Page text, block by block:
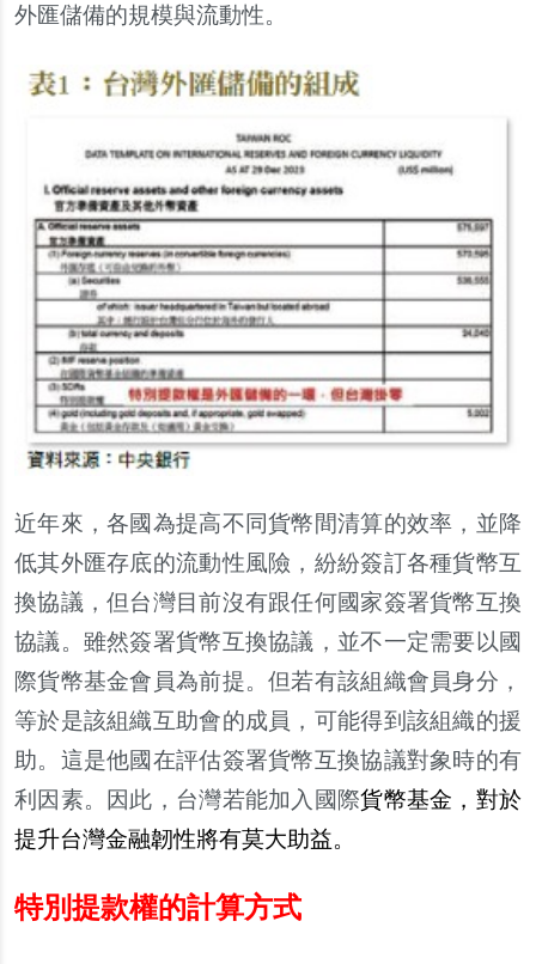
外匯儲備的規模與流動性。
近年來，各國為提高不同貨幣間清算的效率，並降
低其外匯存底的流動性風險，紛紛簽訂各種貨幣互
換協議，但台灣目前沒有跟任何國家簽署貨幣互換
協議。雖然簽署貨幣互換協議，並不一定需要以國
際貨幣基金會員為前提。但若有該組織會員身分，
等於是該組織互助會的成員，可能得到該組織的援
助。這是他國在評估簽署貨幣互換協議對象時的有
利因素。因此，台灣若能加入國際貨幣基金，對於
提升台灣金融韌性將有莫大助益。
特別提款權的計算方式